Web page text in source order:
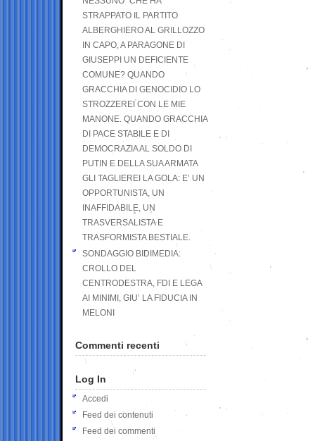
STRAPPATO IL PARTITO
ALBERGHIERO AL GRILLOZZO
IN CAPO, A PARAGONE DI
GIUSEPPI UN DEFICIENTE
COMUNE? QUANDO
GRACCHIA DI GENOCIDIO LO
STROZZEREI CON LE MIE
MANONE. QUANDO GRACCHIA
DI PACE STABILE E DI
DEMOCRAZIA AL SOLDO DI
PUTIN E DELLA SUA ARMATA
GLI TAGLIEREI LA GOLA: E’ UN
OPPORTUNISTA, UN
INAFFIDABILE, UN
TRASVERSALISTA E
TRASFORMISTA BESTIALE.
SONDAGGIO BIDIMEDIA:
CROLLO DEL
CENTRODESTRA, FDI E LEGA
AI MINIMI, GIU’ LA FIDUCIA IN
MELONI
Commenti recenti
Log In
Accedi
Feed dei contenuti
Feed dei commenti